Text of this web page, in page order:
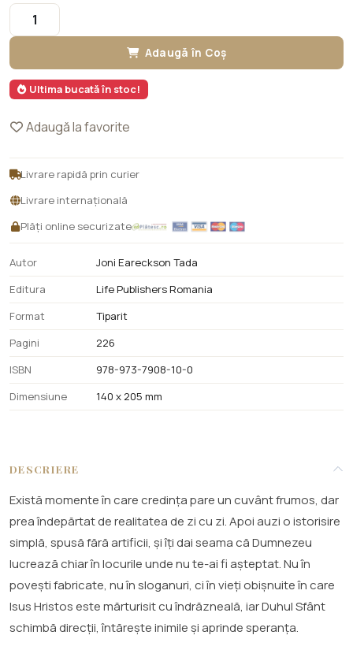
Adaugă în Coș
Ultima bucată în stoc!
Adaugă la favorite
Livrare rapidă prin curier
Livrare internațională
Plăți online securizate
Autor
Joni Eareckson Tada
Editura
Life Publishers Romania
Format
Tiparit
Pagini
226
ISBN
978-973-7908-10-0
Dimensiune
140 x 205 mm
DESCRIERE
Există momente în care credința pare un cuvânt frumos, dar
prea îndepărtat de realitatea de zi cu zi. Apoi auzi o istorisire
simplă, spusă fără artificii, și îți dai seama că Dumnezeu
lucrează chiar în locurile unde nu te-ai fi așteptat. Nu în
povești fabricate, nu în sloganuri, ci în vieți obișnuite în care
Isus Hristos este mărturisit cu îndrăzneală, iar Duhul Sfânt
schimbă direcții, întărește inimile și aprinde speranța.